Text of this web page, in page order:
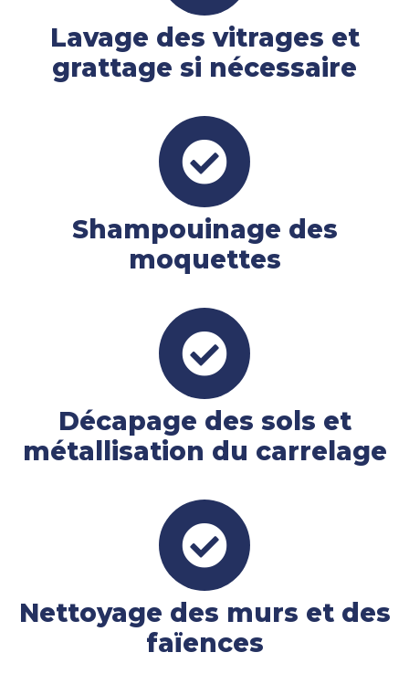
Lavage des vitrages et
grattage si nécessaire
Shampouinage des
moquettes
Décapage des sols et
métallisation du carrelage
Nettoyage des murs et des
faïences